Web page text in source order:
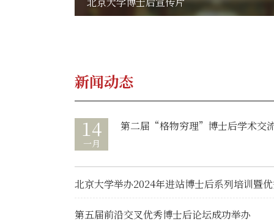
新闻动态
14
一月
第二届“格物穷理”博士后学术交
第五届前沿交叉优秀博士后论坛成功举办